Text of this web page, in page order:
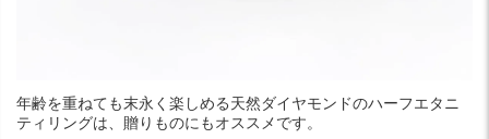
年齢を重ねても末永く楽しめる天然ダイヤモンドのハーフエタニ
ティリングは、贈りものにもオススメです。